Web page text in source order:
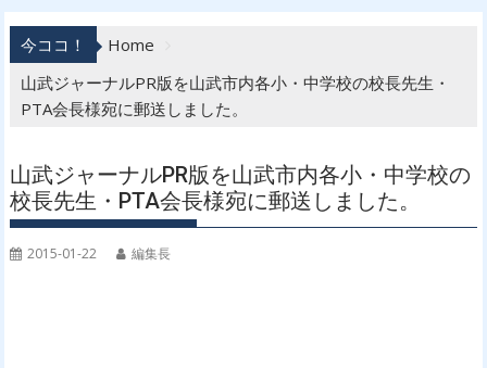
今ココ！
Home
山武ジャーナルPR版を山武市内各小・中学校の校長先生・
PTA会長様宛に郵送しました。
山武ジャーナルPR版を山武市内各小・中学校の
校長先生・PTA会長様宛に郵送しました。
2015-01-22 編集長